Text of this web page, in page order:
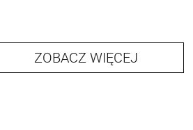
ZOBACZ WIĘCEJ